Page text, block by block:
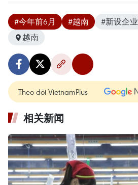
#今年前6月 #越南 #新设企业
越南
Theo dõi VietnamPlus
相关新闻